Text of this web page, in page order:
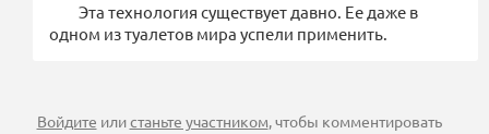
Эта технология существует давно. Ее даже в
одном из туалетов мира успели применить.
Войдите илистаньте участником, чтобы комментировать